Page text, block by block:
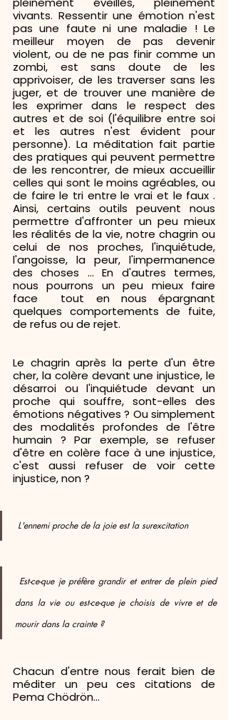
vivants. Ressentir une émotion n'est
pas une faute ni une maladie ! Le
meilleur moyen de pas devenir
violent, ou de ne pas finir comme un
zombi, est sans doute de les
apprivoiser, de les traverser sans les
juger, et de trouver une manière de
les exprimer dans le respect des
autres et de soi (l'équilibre entre soi
et les autres n'est évident pour
personne). La méditation fait partie
des pratiques qui peuvent permettre
de les rencontrer, de mieux accueillir
celles qui sont le moins agréables, ou
de faire le tri entre le vrai et le faux .
Ainsi, certains outils peuvent nous
permettre d'affronter un peu mieux
les réalités de la vie, notre chagrin ou
celui de nos proches, l'inquiétude,
l'angoisse, la peur, l'impermanence
des choses ... En d'autres termes,
nous pourrons un peu mieux faire
face  tout en nous épargnant
quelques comportements de fuite,
de refus ou de rejet.
Le chagrin après la perte d'un être
cher, la colère devant une injustice, le
désarroi ou l'inquiétude devant un
proche qui souffre, sont-elles des
émotions négatives ? Ou simplement
des modalités profondes de l'être
humain ? Par exemple, se refuser
d'être en colère face à une injustice,
c'est aussi refuser de voir cette
injustice, non ?
L'ennemi proche de la joie est la surexcitation
dans la vie ou est-ce-que je choisis de vivre et de
mourir dans la crainte ?
Chacun d'entre nous ferait bien de
méditer un peu ces citations de
Pema Chödrön...